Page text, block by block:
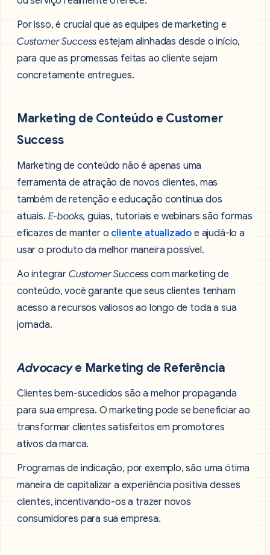
Por isso, é crucial que as equipes de marketing e
Customer Success estejam alinhadas desde o início,
para que as promessas feitas ao cliente sejam
concretamente entregues.
Marketing de Conteúdo e Customer
Success
Marketing de conteúdo não é apenas uma
ferramenta de atração de novos clientes, mas
também de retenção e educação contínua dos
atuais. E-books, guias, tutoriais e webinars são formas
eficazes de manter o cliente atualizado e ajudá-lo a
usar o produto da melhor maneira possível.
Ao integrar Customer Success com marketing de
conteúdo, você garante que seus clientes tenham
acesso a recursos valiosos ao longo de toda a sua
jornada.
Advocacye Marketing de Referência
Clientes bem-sucedidos são a melhor propaganda
para sua empresa. O marketing pode se beneficiar ao
transformar clientes satisfeitos em promotores
ativos da marca.
Programas de indicação, por exemplo, são uma ótima
maneira de capitalizar a experiência positiva desses
clientes, incentivando-os a trazer novos
consumidores para sua empresa.